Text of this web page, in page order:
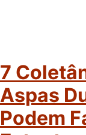
7
Aspas
Podem